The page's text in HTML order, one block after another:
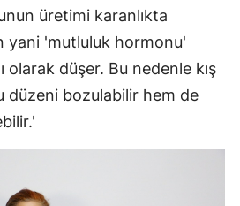
üretimi karanlıkta
yani 'mutluluk hormonu'
olarak düşer. Bu nedenle kış
düzeni bozulabilir hem de